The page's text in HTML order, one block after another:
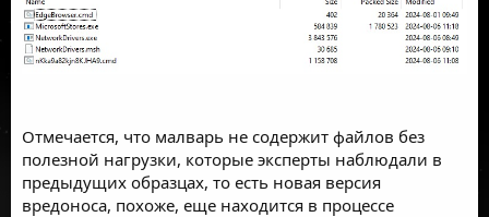
Отмечается, что малварь не содержит файлов без
полезной нагрузки, которые эксперты наблюдали в
предыдущих образцах, то есть новая версия
вредоноса, похоже, еще находится в процессе